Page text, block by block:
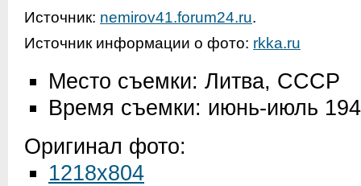
Источник: nemirov41.forum24.ru.
Источник информации о фото: rkka.ru
Место съемки: Литва, СССР
Время съемки: июнь-июль
Оригинал фото:
1218x804